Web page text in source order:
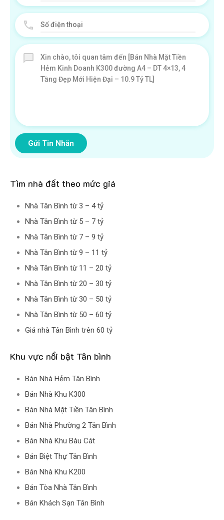
Gửi Tin Nhắn
Tìm nhà đất theo mức giá
Nhà Tân Bình từ 3 – 4 tỷ
Nhà Tân Bình từ 5 – 7 tỷ
Nhà Tân Bình từ 7 – 9 tỷ
Nhà Tân Bình từ 9 – 11 tỷ
Nhà Tân Bình từ 11 – 20 tỷ
Nhà Tân Bình từ 20 – 30 tỷ
Nhà Tân Bình từ 30 – 50 tỷ
Nhà Tân Bình từ 50 – 60 tỷ
Giá nhà Tân Bình trên 60 tỷ
Khu vực nổi bật Tân bình
Bán Nhà Hẻm Tân Bình
Bán Nhà Khu K300
Bán Nhà Mặt Tiền Tân Bình
Bán Nhà Phường 2 Tân Bình
Bán Nhà Khu Bàu Cát
Bán Biệt Thự Tân Bình
Bán Nhà Khu K200
Bán Tòa Nhà Tân Bình
Bán Khách Sạn Tân Bình